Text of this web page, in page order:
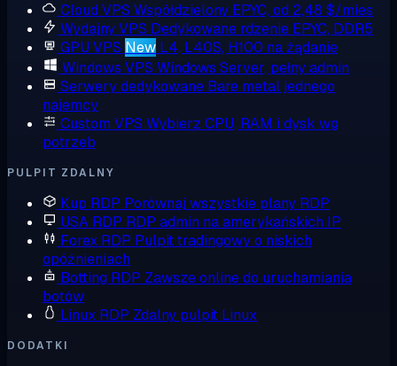
Cloud VPS Współdzielony EPYC, od 2,48 $/mies
Wydajny VPS Dedykowane rdzenie EPYC, DDR5
GPU VPS New L4, L40S, H100 na żądanie
Windows VPS Windows Server, pełny admin
Serwery dedykowane Bare metal jednego
najemcy
Custom VPS Wybierz CPU, RAM i dysk wg
potrzeb
PULPIT ZDALNY
Kup RDP Porównaj wszystkie plany RDP
USA RDP RDP admin na amerykańskich IP
Forex RDP Pulpit tradingowy o niskich
opóźnieniach
Botting RDP Zawsze online do uruchamiania
botów
Linux RDP Zdalny pulpit Linux
DODATKI